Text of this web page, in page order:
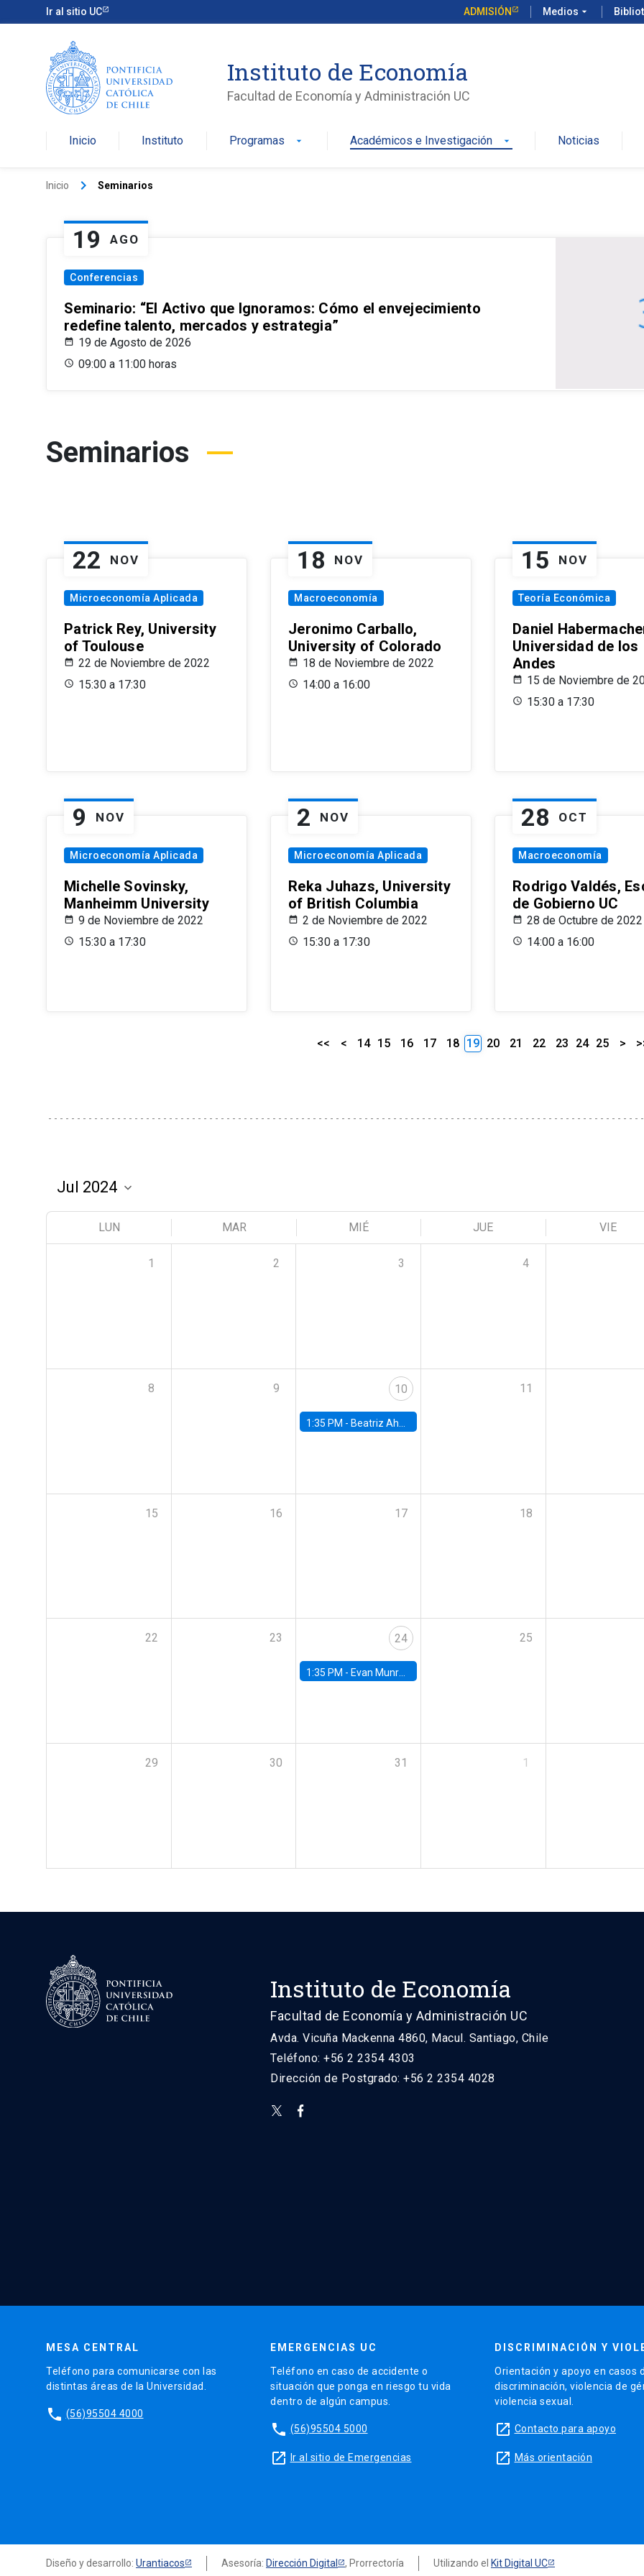
Ir al sitio UC ADMISIÓN Medios arrow_drop_down
Instituto de Economía
Facultad de Economía y Administración UC
Inicio Instituto Programas arrow_drop_down Académicos e Investigación arrow_drop_down Noticias
Inicio keyboard_arrow_right Seminarios
19 AGO
Conferencias
Seminario: “El Activo que Ignoramos: Cómo el envejecimiento
redefine talento, mercados y estrategia”
19 de Agosto de 2026
09:00 a 11:00 horas
Seminarios
22 NOV
Microeconomía Aplicada
Patrick Rey, University
of Toulouse
22 de Noviembre de 2022
15:30 a 17:30
18 NOV
Macroeconomía
Jeronimo Carballo,
University of Colorado
18 de Noviembre de 2022
14:00 a 16:00
15 NOV
Teoría Económica
Daniel
Universidad de los
Andes
15 de Noviembre de
15:30 a 17:30
9 NOV
Microeconomía Aplicada
Michelle Sovinsky,
Manheimm University
9 de Noviembre de 2022
15:30 a 17:30
2 NOV
Microeconomía Aplicada
Reka Juhazs, University
of British Columbia
2 de Noviembre de 2022
15:30 a 17:30
28 OCT
Macroeconomía
Rodrigo Valdés,
de Gobierno UC
28 de Octubre de 2022
14:00 a 16:00
<< < 14 15 16 17 18 19 20 21 22 23 24 25 >
LUN MAR MIÉ JUE VIE
1 2 3 4
8 9 10
1:35 PM - Beatriz Ahumada, PhD candidate, Universidad de Pittsburgh
11
15 16 17 18
22 23 24
1:35 PM - Evan Munro, Neyman Visiting Assistant Professor in the Department of Statistics at UC Berkeley
25
29 30 31 1
Instituto de Economía
Facultad de Economía y Administración UC
Avda. Vicuña Mackenna 4860, Macul. Santiago, Chile
Teléfono: +56 2 2354 4303
Dirección de Postgrado: +56 2 2354 4028
MESA CENTRAL
Teléfono para comunicarse con las
distintas áreas de la Universidad.
phone (56)95504 4000
EMERGENCIAS UC
Teléfono en caso de accidente o
situación que ponga en riesgo tu vida
dentro de algún campus.
phone (56)95504 5000
launch Ir al sitio de Emergencias
DISCRIMINACIÓN Y
Orientación y apoyo en casos
discriminación, violencia de
violencia sexual.
launch Contacto para apoyo
launch Más orientación
Diseño y desarrollo: Urantiacos Asesoría: Dirección Digital , Prorrectoría Utilizando el Kit Digital UC